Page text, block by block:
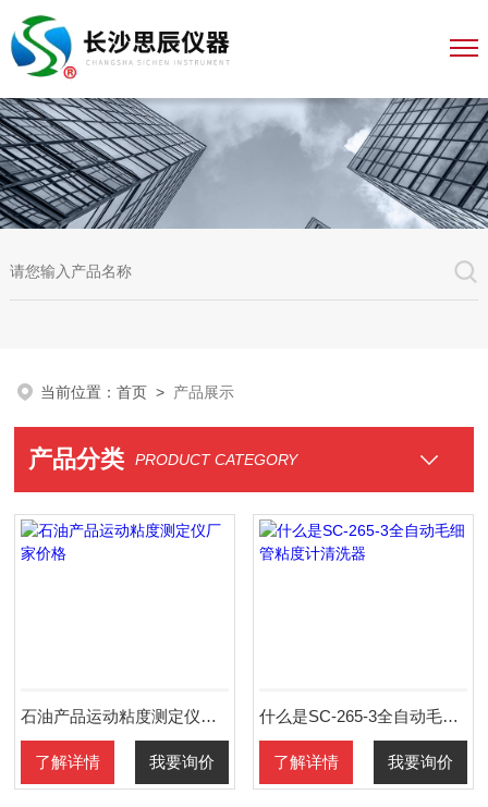
当前位置：首页 > 产品展示
产品分类 PRODUCT CATEGORY
石油产品运动粘度测定仪厂家价格
了解详情 我要询价
什么是SC-265-3全自动毛细管粘度计清洗器
了解详情 我要询价